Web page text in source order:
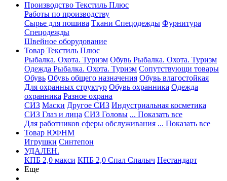
Производство Текстиль Плюс
Работы по производству
Сырье для пошива Ткани Спецодежды Фурнитура
Спецодежды
Швейное оборудование
Товар Текстиль Плюс
Рыбалка. Охота. Туризм Обувь Рыбалка. Охота. Туризм
Одежда Рыбалка. Охота. Туризм Сопутствующи товары
Обувь Обувь общего назначения Обувь влагостойкая
Для охранных структур Обувь охранника Одежда
охранника Разное охрана
СИЗ Маски Другое СИЗ Индустриальная косметика
СИЗ Глаз и лица СИЗ Головы ... Показать все
Для работников сферы обслуживания ... Показать все
Товар ЮФНМ
Игрушки Синтепон
УДАЛЕН.
КПБ 2,0 макси КПБ 2,0 Спал Спалыч Нестандарт
Еще